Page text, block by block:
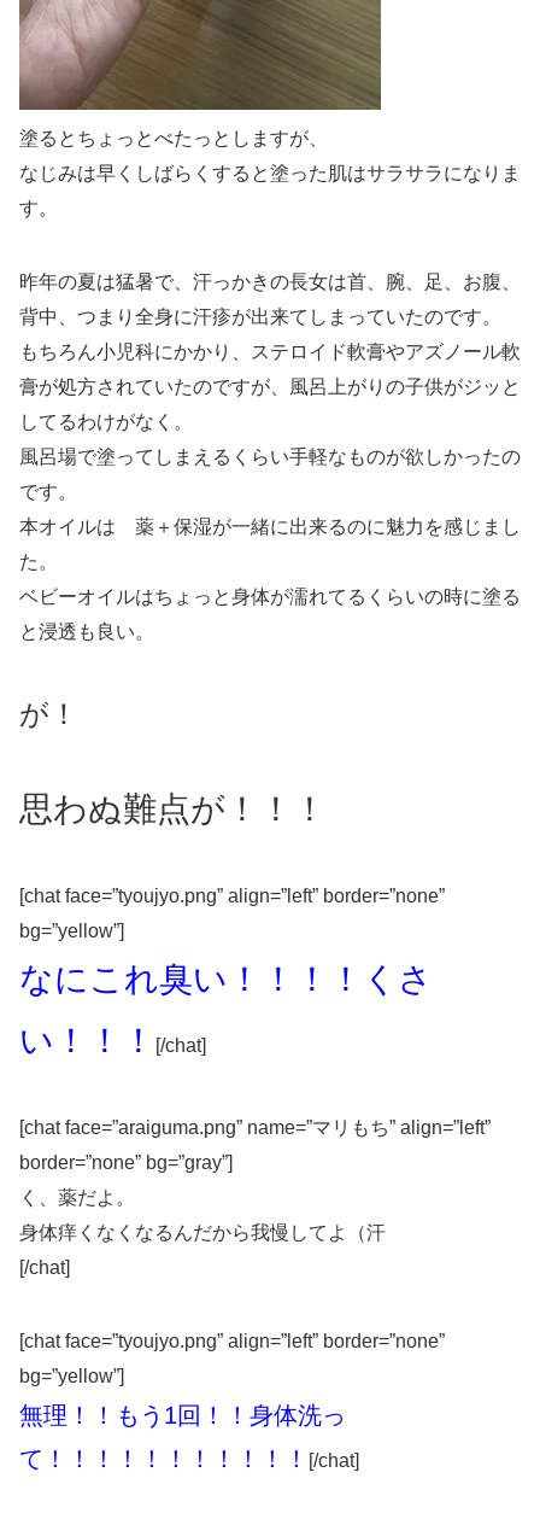
塗るとちょっとべたっとしますが、
なじみは早くしばらくすると塗った肌はサラサラになりま
す。
昨年の夏は猛暑で、汗っかきの長女は首、腕、足、お腹、
背中、つまり全身に汗疹が出来てしまっていたのです。
もちろん小児科にかかり、ステロイド軟膏やアズノール軟
膏が処方されていたのですが、風呂上がりの子供がジッと
してるわけがなく。
風呂場で塗ってしまえるくらい手軽なものが欲しかったの
です。
本オイルは 薬＋保湿が一緒に出来るのに魅力を感じまし
た。
ベビーオイルはちょっと身体が濡れてるくらいの時に塗る
と浸透も良い。
が！
思わぬ難点が！！！
[chat face=”tyoujyo.png” align=”left” border=”none”
bg=”yellow”]
なにこれ臭い！！！！くさ
い！！！
[/chat]
[chat face=”araiguma.png” name=”マリもち” align=”left”
border=”none” bg=”gray”]
く、薬だよ。
身体痒くなくなるんだから我慢してよ（汗
[/chat]
[chat face=”tyoujyo.png” align=”left” border=”none”
bg=”yellow”]
無理！！もう1回！！身体洗っ
て！！！！！！！！！！！
[/chat]